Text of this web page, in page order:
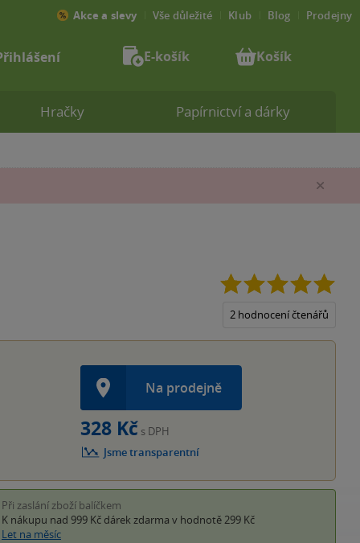
2 hodnocení čtenářů
Na prodejně
328 Kč s DPH
Jsme transparentní
Při zaslání zboží balíčkem
K nákupu nad 999 Kč dárek zdarma v hodnotě 299 Kč
Let na měsíc
Hračky Papírnictví a dárky
Akce a slevy Vše důležité Klub Blog Prodejny
E-košík Košík